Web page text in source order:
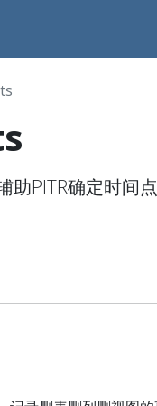
助PITR确定时间点